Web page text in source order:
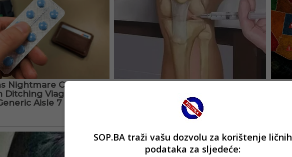
SOP.BA traži vašu dozvolu za korištenje ličnih
podataka za sljedeće: